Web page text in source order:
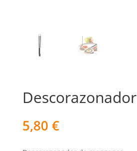
Descorazonador
5,80 €